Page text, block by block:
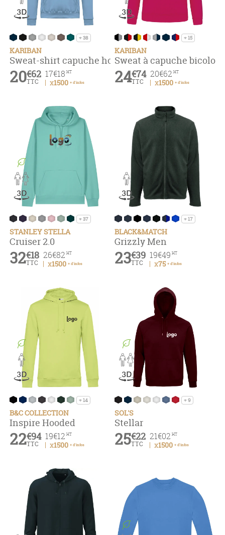
+ 38
KARIBAN
Sweat-shirt capuche homme
17€18 HT
x1500 + d'infos
20€62
TTC
+ 15
KARIBAN
Sweat à capuche bicolore
20€62 HT
x1500 + d'infos
24€74
TTC
+ 37
STANLEY STELLA
Cruiser 2.0
26€82 HT
x1500 + d'infos
32€18
TTC
+ 17
BLACK&MATCH
Grizzly Men
19€49 HT
x75 + d'infos
23€39
TTC
+ 14
B&C COLLECTION
Inspire Hooded
19€12 HT
x1500 + d'infos
22€94
TTC
+ 9
SOL'S
Stellar
21€02 HT
x1500 + d'infos
25€22
TTC